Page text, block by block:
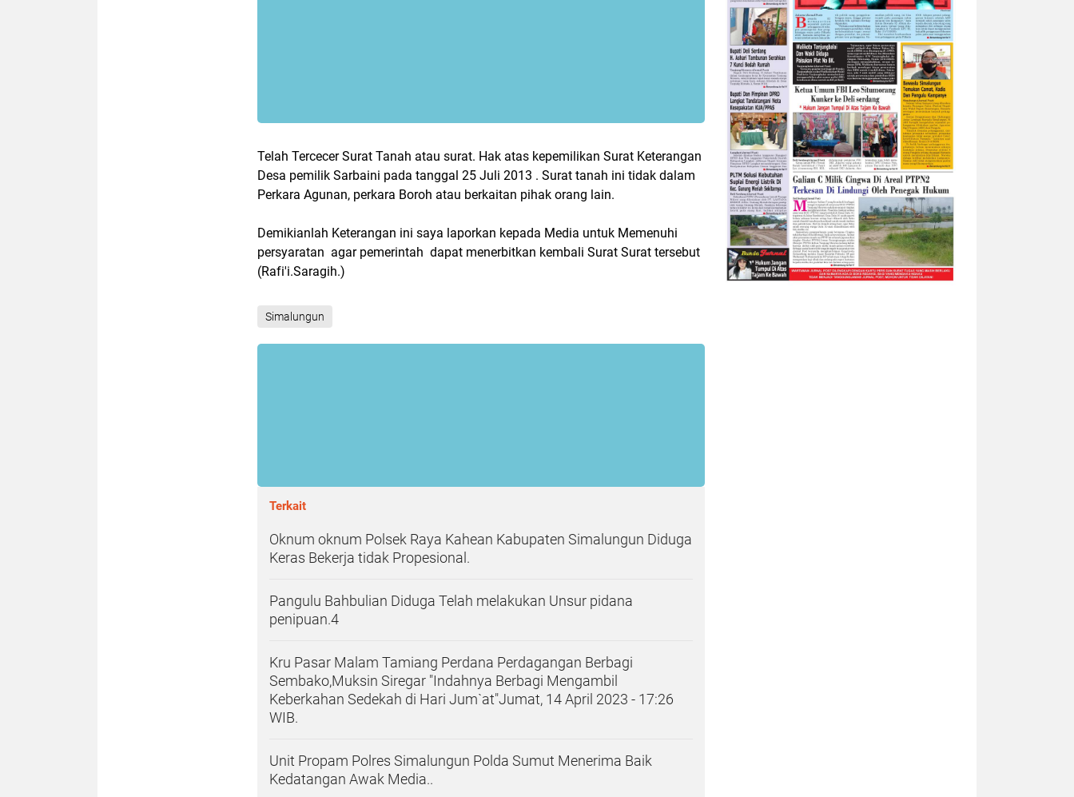
Telah Tercecer Surat Tanah atau surat. Hak atas kepemilikan Surat Keterangan
Desa pemilik Sarbaini pada tanggal 25 Juli 2013 . Surat tanah ini tidak dalam
Perkara Agunan, perkara Boroh atau berkaitan pihak orang lain.
Demikianlah Keterangan ini saya laporkan kepada Media untuk Memenuhi
persyaratan agar pemerintah dapat menerbitkan kembali Surat Surat tersebut
(Rafi'i.Saragih.)
Simalungun
Terkait
Oknum oknum Polsek Raya Kahean Kabupaten Simalungun Diduga
Keras Bekerja tidak Propesional.
Pangulu Bahbulian Diduga Telah melakukan Unsur pidana
penipuan.4
Kru Pasar Malam Tamiang Perdana Perdagangan Berbagi
Sembako,Muksin Siregar "Indahnya Berbagi Mengambil
Keberkahan Sedekah di Hari Jum`at"Jumat, 14 April 2023 - 17:26
WIB.
Unit Propam Polres Simalungun Polda Sumut Menerima Baik
Kedatangan Awak Media..